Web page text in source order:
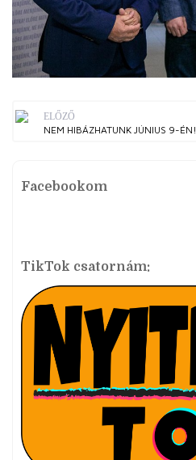
ELŐZŐ
NEM HIBÁZHATUNK JÚNIUS 9-ÉN!
Facebookom
TikTok csatornám: